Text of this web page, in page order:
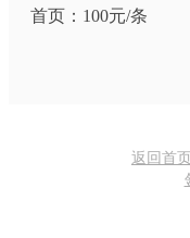
首页：100元/条
返回首页